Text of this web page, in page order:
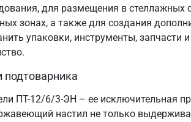
для размещения в стеллажных
зонах, а также для создания
упаковки, инструменты,
ПТ-12/6/3-ЭН – ее исключительная
настил не только